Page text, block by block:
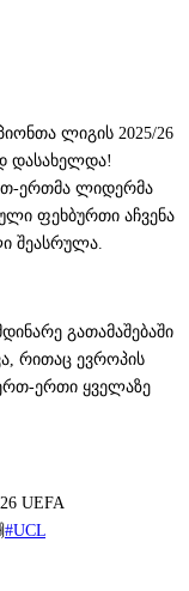
ლიგის 2025/26
დასახელდა!
ერთმა ლიდერმა
ფეხბურთი აჩვენა
შეასრულა.
გათამაშებაში
რითაც ევროპის
ერთი ყველაზე
UEFA
#UCL